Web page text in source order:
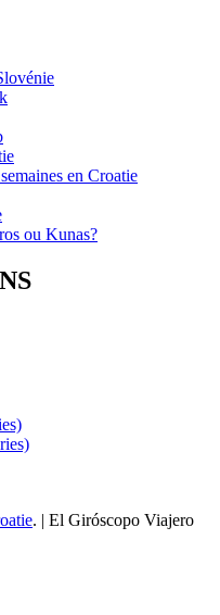
en Croatie
ou Kunas?
. | El Giróscopo Viajero